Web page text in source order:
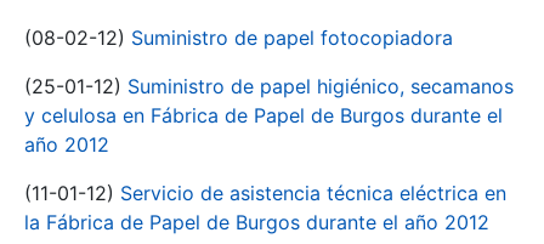
(08-02-12) Suministro de papel fotocopiadora
(25-01-12) Suministro de papel higiénico, secamanos
y celulosa en Fábrica de Papel de Burgos durante el
año 2012
(11-01-12) Servicio de asistencia técnica eléctrica en
la Fábrica de Papel de Burgos durante el año 2012